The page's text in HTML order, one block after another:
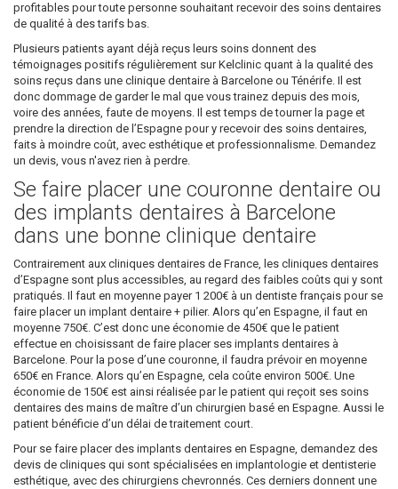
profitables pour toute personne souhaitant recevoir des soins dentaires
de qualité à des tarifs bas.
Plusieurs patients ayant déjà reçus leurs soins donnent des
témoignages positifs régulièrement sur Kelclinic quant à la qualité des
soins reçus dans une clinique dentaire à Barcelone ou Ténérife. Il est
donc dommage de garder le mal que vous trainez depuis des mois,
voire des années, faute de moyens. Il est temps de tourner la page et
prendre la direction de l’Espagne pour y recevoir des soins dentaires,
faits à moindre coût, avec esthétique et professionnalisme. Demandez
un devis, vous n'avez rien à perdre.
Se faire placer une couronne dentaire ou
des implants dentaires à Barcelone
dans une bonne clinique dentaire
Contrairement aux cliniques dentaires de France, les cliniques dentaires
d’Espagne sont plus accessibles, au regard des faibles coûts qui y sont
pratiqués. Il faut en moyenne payer 1 200€ à un dentiste français pour se
faire placer un implant dentaire + pilier. Alors qu’en Espagne, il faut en
moyenne 750€. C’est donc une économie de 450€ que le patient
effectue en choisissant de faire placer ses implants dentaires à
Barcelone. Pour la pose d’une couronne, il faudra prévoir en moyenne
650€ en France. Alors qu’en Espagne, cela coûte environ 500€. Une
économie de 150€ est ainsi réalisée par le patient qui reçoit ses soins
dentaires des mains de maître d’un chirurgien basé en Espagne. Aussi le
patient bénéficie d’un délai de traitement court.
Pour se faire placer des implants dentaires en Espagne, demandez des
devis de cliniques qui sont spécialisées en implantologie et dentisterie
esthétique, avec des chirurgiens chevronnés. Ces derniers donnent une